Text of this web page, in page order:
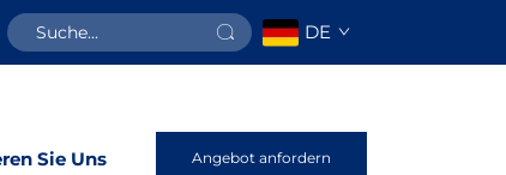
DE
Sie Uns Angebot anfordern